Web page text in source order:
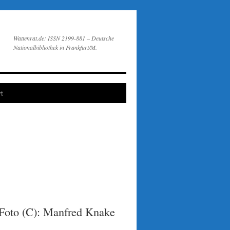
Wattenrat.de: ISSN 2199-881 – Deutsche
Nationalbibliothek in Frankfurt/M.
(C): Manfred Knake